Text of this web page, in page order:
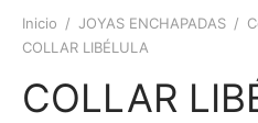
Inicio / JOYAS ENCHAPADAS /
COLLAR LIBÉLULA
COLLAR